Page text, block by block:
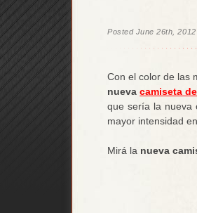
Posted June 26th, 2012
Con el color de las
nuevacamiseta
que sería la nueva
mayor intensidad
Mirá la nueva